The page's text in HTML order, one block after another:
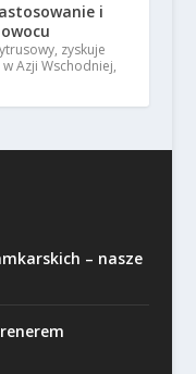
i
zyskuje
Azji Wschodniej,
– nasze